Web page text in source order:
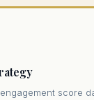
score